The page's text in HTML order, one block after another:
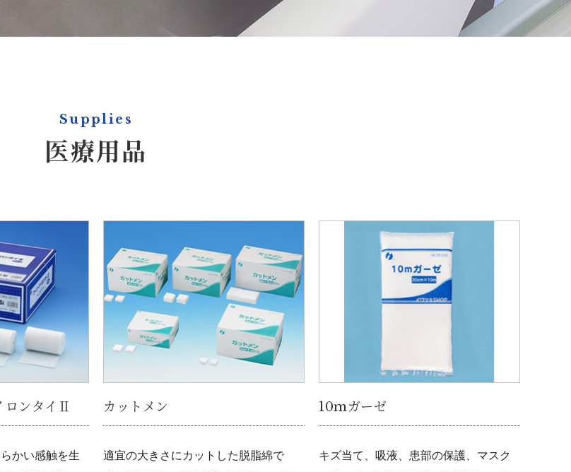
Supplies
医療用品
ロンタイⅡ
かい感触を生
カットメン
適宜の大きさにカットした脱脂綿で
10mガーゼ
キズ当て、吸液、患部の保護、マスク